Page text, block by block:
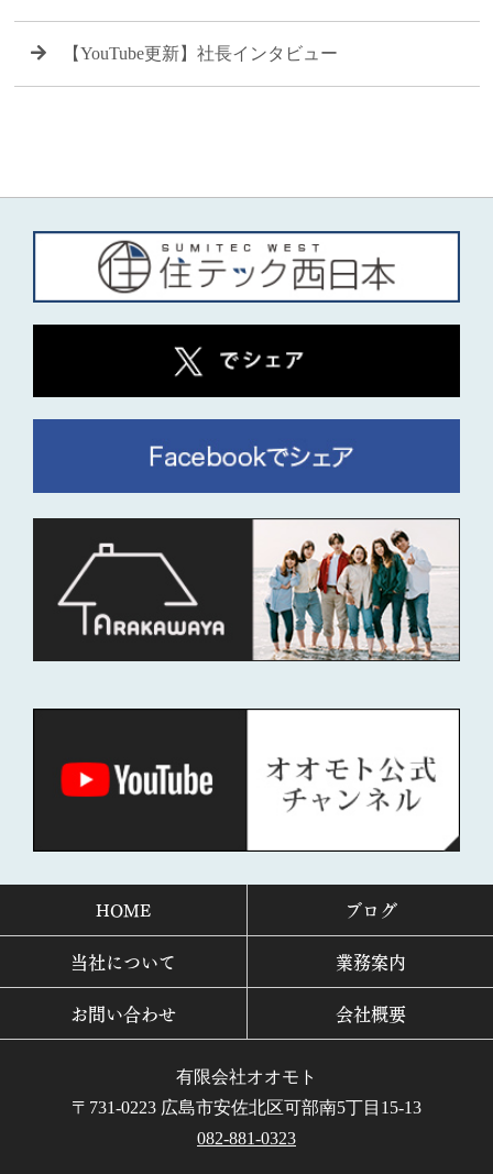
【YouTube更新】社長インタビュー
HOME
ブログ
当社について
業務案内
お問い合わせ
会社概要
有限会社オオモト
〒731-0223 広島市安佐北区可部南5丁目15-13
082-881-0323